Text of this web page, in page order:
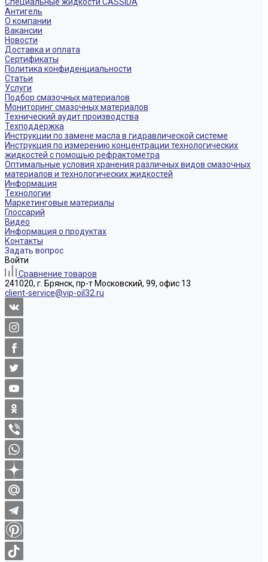
Антигель
О компании
Вакансии
Новости
Доставка и оплата
Сертификаты
Политика конфиденциальности
Статьи
Услуги
Подбор смазочных материалов
Мониторинг смазочных материалов
Технический аудит производства
Техподдержка
Инструкции по замене масла в гидравлической системе
Инструкция по измерению концентрации технологических
жидкостей с помощью рефрактометра
Оптимальные условия хранения различных видов смазочных
материалов и технологических жидкостей
Информация
Технологии
Маркетинговые материалы
Глоссарий
Видео
Информация о продуктах
Контакты
Задать вопрос
Войти
Сравнение товаров
241020, г. Брянск, пр-т Московский, 99, офис 13
client-service@vip-oil32.ru